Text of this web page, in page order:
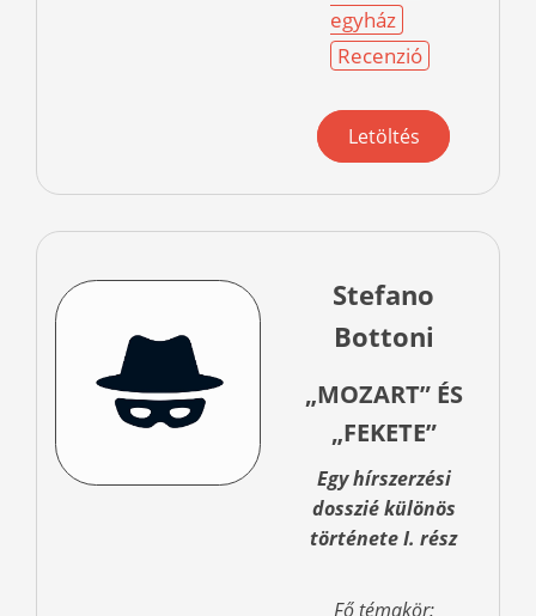
egyház
Recenzió
Letöltés
Stefano
Bottoni
„MOZART” ÉS
„FEKETE”
Egy hírszerzési
dosszié különös
története I. rész
Fő témakör: